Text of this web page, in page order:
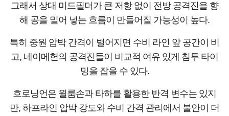
그래서 상대 미드필더가 큰 저항 없이 전방 공격진을 향
해 공을 밀어 넣는 흐름이 만들어질 가능성이 높다.
특히 중원 압박 간격이 벌어지면 수비 라인 앞 공간이 비
고, 네이메헌의 공격진들이 비교적 여유 있게 침투 타이
밍을 잡을 수 있다.
흐로닝언은 윌룸손과 타하를 활용한 반격 변수는 있지
만, 하프라인 압박 강도와 수비 간격 관리에서 불안이 더